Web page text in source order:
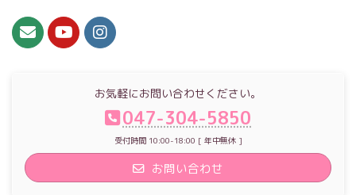
お気軽にお問い合わせください。
047-304-5850
受付時間 10:00-18:00 [ 年中無休 ]
お問い合わせ